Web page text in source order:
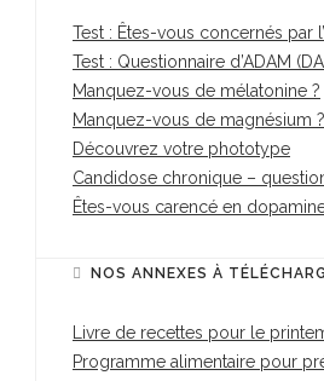
Test : Êtes-vous concernés par
Test : Questionnaire d’ADAM
Manquez-vous de mélatonine ?
Manquez-vous de magnésium ?
Découvrez votre phototype
Candidose chronique –
Êtes-vous carencé en
NOS ANNEXES À
Livre de recettes pour le
Programme alimentaire pour